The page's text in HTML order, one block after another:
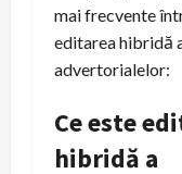
mai frecvente
editarea hibridă
advertorialelor:
Ce este
hibridă a